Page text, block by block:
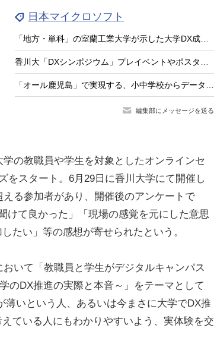
日本マイクロソフト
編集部にメッセージを送る
の教職員や学生を対象としたオンラインセ
をスタート。6月29日に香川大学にて開催し
る参加者があり、開催後のアンケートで
けて良かった」「現場の感覚を元にした意思
たい」等の感想が寄せられたという。
いて「教職員と学生がデジタルキャンパス
のDX推進の実際と本音～」をテーマとして
いという人、あるいは今まさに大学でDX推
ている人にもわかりやすいよう、実体験を交